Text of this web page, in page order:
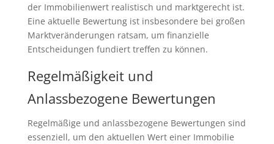
der Immobilienwert realistisch und marktgerecht ist.
Eine aktuelle Bewertung ist insbesondere bei großen
Marktveränderungen ratsam, um finanzielle
Entscheidungen fundiert treffen zu können.
Regelmäßigkeit und
Anlassbezogene Bewertungen
Regelmäßige und anlassbezogene Bewertungen sind
essenziell, um den aktuellen Wert einer Immobilie